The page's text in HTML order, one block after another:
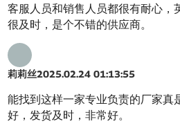
客服人员和销售人员都很有耐心，
很及时，是个不错的供应商。
莉莉丝2025.02.24 01:13:55
能找到这样一家专业负责的厂家真
好，发货及时，非常好。